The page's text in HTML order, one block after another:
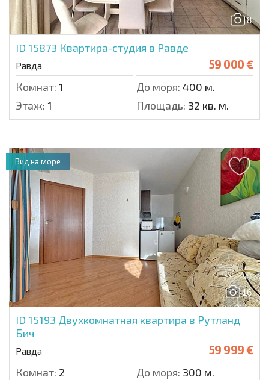
8
ID 15873 Квартира-студия в Равде
Равда 59 000 €
Комнат: 1 До моря: 400 м.
Этаж: 1 Площадь: 32 кв. м.
16
ID 15193 Двухкомнатная квартира в Рутланд
Бич
Равда 59 999 €
Комнат: 2 До моря: 300 м.
Вид на море